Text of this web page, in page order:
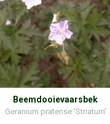
Beemdooievaarsbek
Geranium pratense 'Striatum'